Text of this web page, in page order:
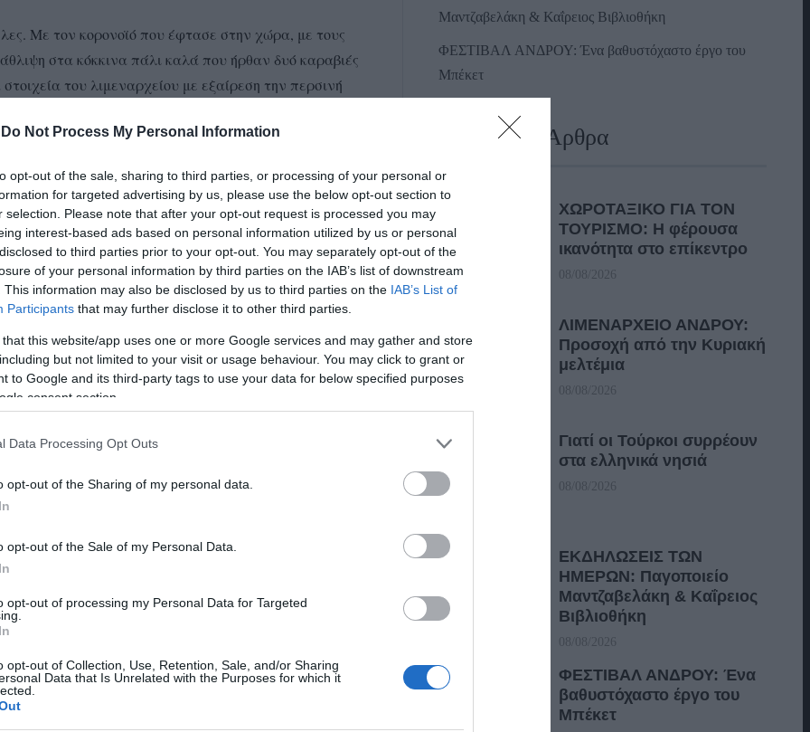
Do Not Process My Personal Information
opt-out of the sale, sharing to third parties, or processing of your personal or
for targeted advertising by us, please use the below opt-out section to
selection. Please note that after your opt-out request is processed you may
interest-based ads based on personal information utilized by us or personal
to third parties prior to your opt-out. You may separately opt-out of the
of your personal information by third parties on the IAB’s list of downstream
This information may also be disclosed by us to third parties on the IAB’s List of
Participants that may further disclose it to other third parties.
that this website/app uses one or more Google services and may gather and store
but not limited to your visit or usage behaviour. You may click to grant or
to Google and its third-party tags to use your data for below specified purposes
consent section.
Data Processing Opt Outs
opt-out of the Sharing of my personal data.
opt-out of the Sale of my Personal Data.
opt-out of processing my Personal Data for Targeted
opt-out of Collection, Use, Retention, Sale, and/or Sharing
Data that Is Unrelated with the Purposes for which it
Με τον κορονοϊό που έφτασε στην χώρα, με τους
στα κόκκινα πάλι καλά που ήρθαν δυό καραβιές
του λιμεναρχείου με εξαίρεση την περσινή
μπορούν να συγκριθούν με αυτούς του 2018. Όχι, ότι
κι εντελώς. Απλώς αντέξαμε…
Μαντζαβελάκη & Καΐρειος Βιβλιοθήκη
ΦΕΣΤΙΒΑΛ ΑΝΔΡΟΥ: Ένα βαθυστόχαστο έργο του
Μπέκετ
Πρόσφατα Άρθρα
ΧΩΡΟΤΑΞΙΚΟ ΓΙΑ ΤΟΝ
ΤΟΥΡΙΣΜΟ: Η φέρουσα
ικανότητα στο επίκεντρο
08/08/2026
ΛΙΜΕΝΑΡΧΕΙΟ ΑΝΔΡΟΥ:
Προσοχή από την Κυριακή
μελτέμια
08/08/2026
Γιατί οι Τούρκοι συρρέουν
στα ελληνικά νησιά
08/08/2026
ΕΚΔΗΛΩΣΕΙΣ ΤΩΝ
ΗΜΕΡΩΝ: Παγοποιείο
Μαντζαβελάκη & Καΐρειος
Βιβλιοθήκη
08/08/2026
ΦΕΣΤΙΒΑΛ ΑΝΔΡΟΥ: Ένα
βαθυστόχαστο έργο του
Μπέκετ